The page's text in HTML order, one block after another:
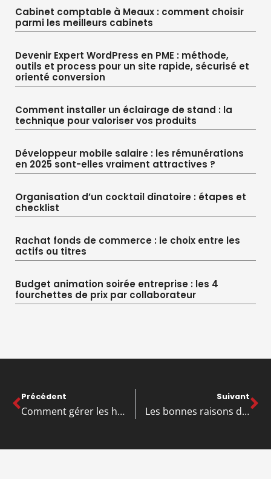
Cabinet comptable à Meaux : comment choisir
parmi les meilleurs cabinets
Devenir Expert WordPress en PME : méthode,
outils et process pour un site rapide, sécurisé et
orienté conversion
Comment installer un éclairage de stand : la
technique pour valoriser vos produits
Développeur mobile salaire : les rémunérations
en 2025 sont-elles vraiment attractives ?
Organisation d’un cocktail dînatoire : étapes et
checklist
Rachat fonds de commerce : le choix entre les
actifs ou titres
Budget animation soirée entreprise : les 4
fourchettes de prix par collaborateur
Précédent
Comment gérer les huiles usagées dans votre restaurant ?
Suivant
Les bonnes raisons d’offrir un cadeau d’entreprise personnalisé